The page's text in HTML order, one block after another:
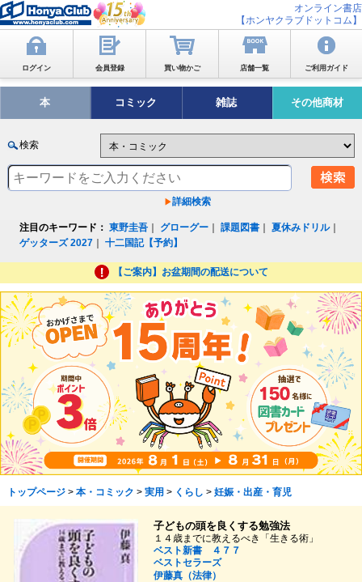
オンライン書店
【ホンヤクラブドットコム】
ログイン 会員登録 買い物かご 店舗一覧 ご利用ガイド
本 コミック 雑誌 その他商材
検索
詳細検索
注目のキーワード： 東野圭吾 グローグー ｜課題図書 ｜夏休みドリル｜
ゲッターズ 2027 ｜十二国記【予約】
【ご案内】お盆期間の配送について
トップページ> 本・コミック > 実用 > くらし > 妊娠・出産・育児
子どもの頭を良くする勉強法
１４歳までに教えるべき「生きる術」
ベスト新書 ４７７
ベストセラーズ
伊藤真（法律）